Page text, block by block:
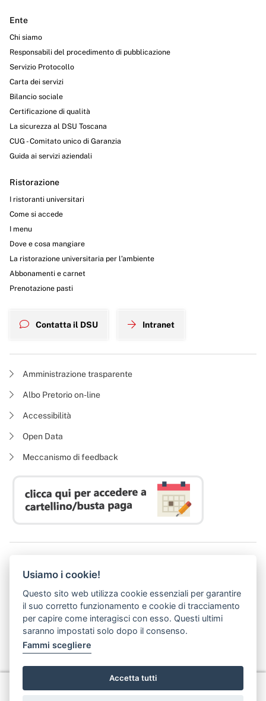
Ente
Chi siamo
Responsabili del procedimento di pubblicazione
Servizio Protocollo
Carta dei servizi
Bilancio sociale
Certificazione di qualità
La sicurezza al DSU Toscana
CUG - Comitato unico di Garanzia
Guida ai servizi aziendali
Ristorazione
I ristoranti universitari
Come si accede
I menu
Dove e cosa mangiare
La ristorazione universitaria per l’ambiente
Abbonamenti e carnet
Prenotazione pasti
Contatta il DSU Intranet
Amministrazione trasparente
Albo Pretorio on-line
Accessibilità
Open Data
Meccanismo di feedback
P. I. 05913670484 | C. F. 94164020482
(abilitato alla ricezione di soli messaggi di posta elettronica certificata)
Usiamo i cookie!
Questo sito web utilizza cookie essenziali per garantire
il suo corretto funzionamento e cookie di tracciamento
per capire come interagisci con esso. Questi ultimi
saranno impostati solo dopo il consenso.
Fammi scegliere
Accetta tutti